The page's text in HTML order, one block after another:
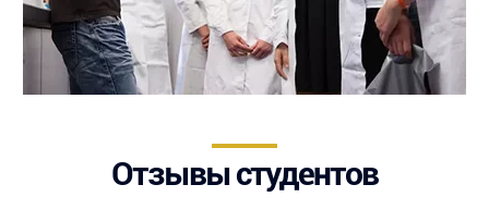
Отзывы студентов